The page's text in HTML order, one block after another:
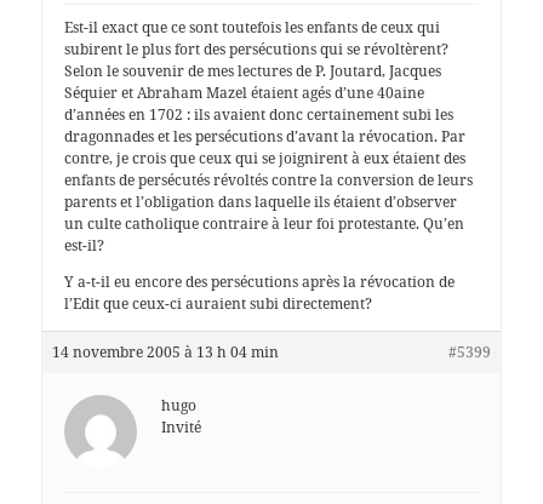
Est-il exact que ce sont toutefois les enfants de ceux qui
subirent le plus fort des persécutions qui se révoltèrent?
Selon le souvenir de mes lectures de P. Joutard, Jacques
Séquier et Abraham Mazel étaient agés d’une 40aine
d’années en 1702 : ils avaient donc certainement subi les
dragonnades et les persécutions d’avant la révocation. Par
contre, je crois que ceux qui se joignirent à eux étaient des
enfants de persécutés révoltés contre la conversion de leurs
parents et l’obligation dans laquelle ils étaient d’observer
un culte catholique contraire à leur foi protestante. Qu’en
est-il?
Y a-t-il eu encore des persécutions après la révocation de
l’Edit que ceux-ci auraient subi directement?
14 novembre 2005 à 13 h 04 min #5399
hugo
Invité